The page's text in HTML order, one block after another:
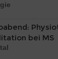
bei MS